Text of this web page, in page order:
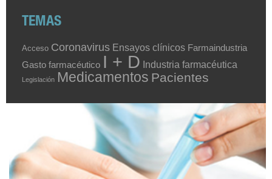
TEMAS
Acceso Coronavirus Ensayos clínicos Farmaindustria
Gasto farmacéutico I + D Industria farmacéutica
Legislación Medicamentos Pacientes